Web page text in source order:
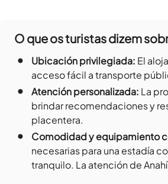
O que os turistas dizem
• Ubicación privilegiada: El
acceso fácil a transporte
• Atención personalizada: La
brindar recomendaciones y
placentera.
• Comodidad y equipamiento
necesarias para una estadía
tranquilo. La atención de